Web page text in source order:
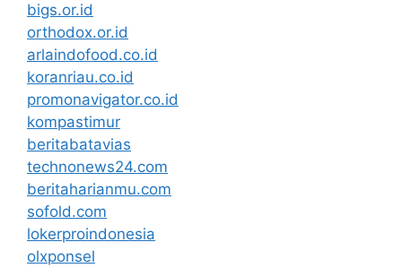
bigs.or.id
orthodox.or.id
arlaindofood.co.id
koranriau.co.id
promonavigator.co.id
kompastimur
beritabatavias
technonews24.com
beritaharianmu.com
sofold.com
lokerproindonesia
olxponsel